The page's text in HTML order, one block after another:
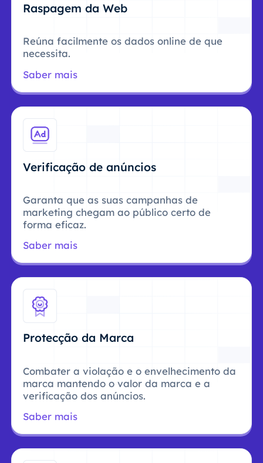
Raspagem da Web
Reúna facilmente os dados online de que
necessita.
Saber mais
Verificação de anúncios
Garanta que as suas campanhas de
marketing chegam ao público certo de
forma eficaz.
Saber mais
Protecção da Marca
Combater a violação e o envelhecimento da
marca mantendo o valor da marca e a
verificação dos anúncios.
Saber mais